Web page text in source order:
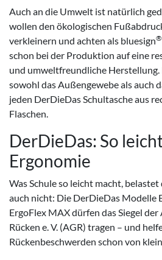
Auch an die Umwelt ist natürlich
wollen den ökologischen
verkleinern und achten als bluesign®
schon bei der Produktion auf eine
und umweltfreundliche
sowohl das Außengewebe als auch
jeden DerDieDas Schultasche aus
Flaschen.
DerDieDas: So
Ergonomie
Was Schule so leicht macht,
auch nicht: Die DerDieDas Modelle
ErgoFlex MAX dürfen das Siegel
Rücken e. V. (AGR) tragen – und
Rückenbeschwerden schon von